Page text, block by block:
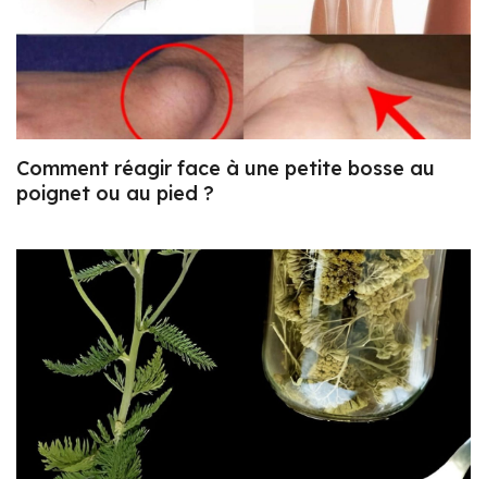
Comment réagir face à une petite bosse au
poignet ou au pied ?